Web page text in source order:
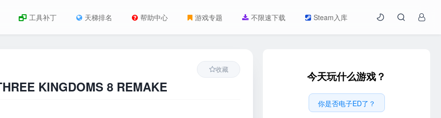
工具补丁 天梯排名 帮助中心 游戏专题 不限速下载 Steam入库
KINGDOMS 8 REMAKE
收藏 今天玩什么游戏？
你是否电子ED了？